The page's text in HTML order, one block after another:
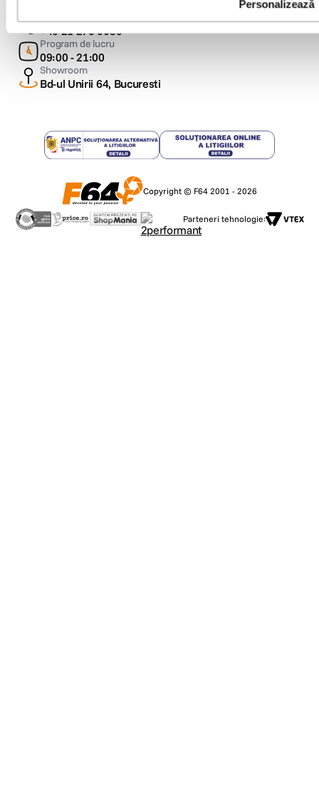
Personalizează
+40 21 270 0050
Program de lucru
09:00 - 21:00
Showroom
Bd-ul Unirii 64, Bucuresti
Copyright © F64 2001 - 2026
Parteneri tehnologie: